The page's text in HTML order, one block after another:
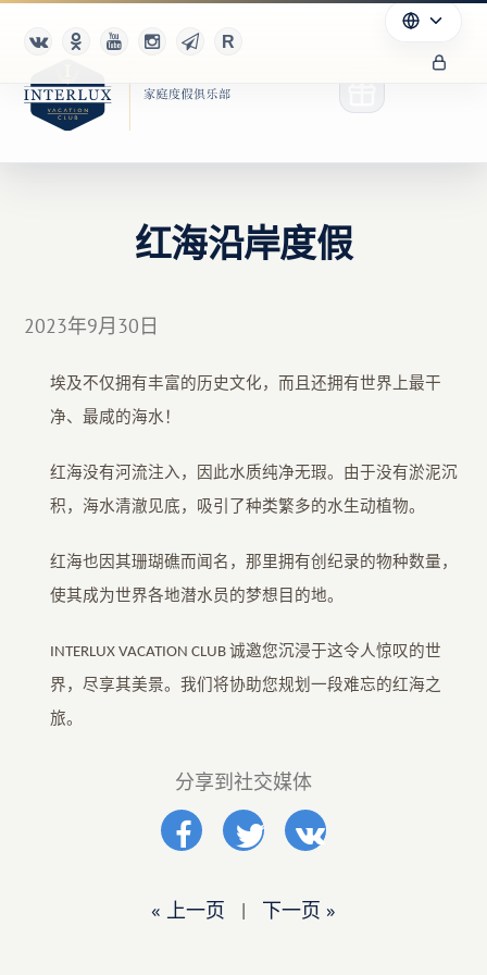
Благотворительность
红海沿岸度假
2023年9月30日
埃及不仅拥有丰富的历史文化，而且还拥有世界上最干
净、最咸的海水！
红海没有河流注入，因此水质纯净无瑕。由于没有淤泥沉
积，海水清澈见底，吸引了种类繁多的水生动植物。
红海也因其珊瑚礁而闻名，那里拥有创纪录的物种数量，
使其成为世界各地潜水员的梦想目的地。
INTERLUX VACATION CLUB 诚邀您沉浸于这令人惊叹的世
界，尽享其美景。我们将协助您规划一段难忘的红海之
旅。
分享到社交媒体
« 上一页 | 下一页 »